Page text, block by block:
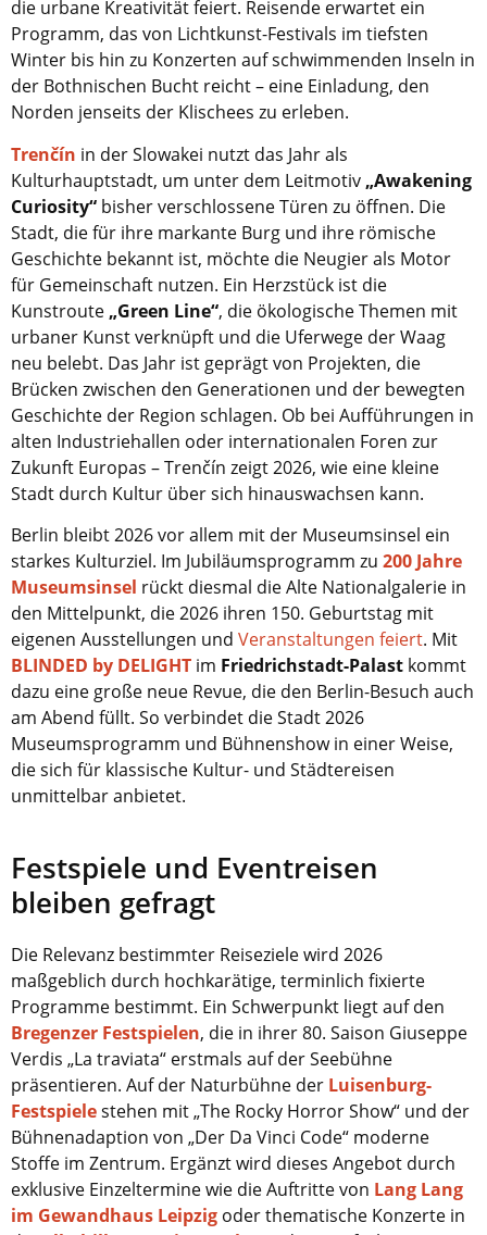
die urbane Kreativität feiert. Reisende erwartet ein
Programm, das von Lichtkunst-Festivals im tiefsten
Winter bis hin zu Konzerten auf schwimmenden Inseln in
der Bothnischen Bucht reicht – eine Einladung, den
Norden jenseits der Klischees zu erleben.
Trenčín in der Slowakei nutzt das Jahr als
Kulturhauptstadt, um unter dem Leitmotiv „Awakening
Curiosity“ bisher verschlossene Türen zu öffnen. Die
Stadt, die für ihre markante Burg und ihre römische
Geschichte bekannt ist, möchte die Neugier als Motor
für Gemeinschaft nutzen. Ein Herzstück ist die
Kunstroute „Green Line“, die ökologische Themen mit
urbaner Kunst verknüpft und die Uferwege der Waag
neu belebt. Das Jahr ist geprägt von Projekten, die
Brücken zwischen den Generationen und der bewegten
Geschichte der Region schlagen. Ob bei Aufführungen in
alten Industriehallen oder internationalen Foren zur
Zukunft Europas – Trenčín zeigt 2026, wie eine kleine
Stadt durch Kultur über sich hinauswachsen kann.
Berlin bleibt 2026 vor allem mit der Museumsinsel ein
starkes Kulturziel. Im Jubiläumsprogramm zu 200 Jahre
Museumsinsel rückt diesmal die Alte Nationalgalerie in
den Mittelpunkt, die 2026 ihren 150. Geburtstag mit
eigenen Ausstellungen und Veranstaltungen feiert. Mit
BLINDED by DELIGHT im Friedrichstadt-Palast kommt
dazu eine große neue Revue, die den Berlin-Besuch auch
am Abend füllt. So verbindet die Stadt 2026
Museumsprogramm und Bühnenshow in einer Weise,
die sich für klassische Kultur- und Städtereisen
unmittelbar anbietet.
Festspiele und Eventreisen
bleiben gefragt
Die Relevanz bestimmter Reiseziele wird 2026
maßgeblich durch hochkarätige, terminlich fixierte
Programme bestimmt. Ein Schwerpunkt liegt auf den
Bregenzer Festspielen, die in ihrer 80. Saison Giuseppe
Verdis „La traviata“ erstmals auf der Seebühne
präsentieren. Auf der Naturbühne der Luisenburg-
Festspielestehen mit „The Rocky Horror Show“ und der
Bühnenadaption von „Der Da Vinci Code“ moderne
Stoffe im Zentrum. Ergänzt wird dieses Angebot durch
exklusive Einzeltermine wie die Auftritte von Lang Lang
im Gewandhaus Leipzig oder thematische Konzerte in